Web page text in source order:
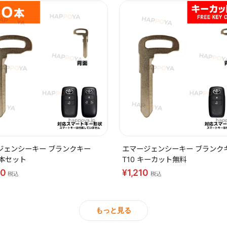
ェンシーキー ブランクキー
セット
税込
エマージェンシーキー ブランク
T10 キーカット無料
¥1,210 税込
もっと見る